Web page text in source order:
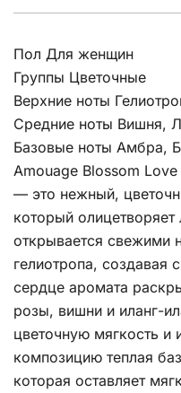
Пол Для женщин
Группы Цветочные
Верхние ноты
Средние ноты Вишня,
Базовые ноты Амбра,
Amouage Blossom Love
— это нежный,
который олицетворяет
открывается свежими
гелиотропа, создавая
сердце аромата
розы, вишни и иланг-
цветочную мягкость и
композицию теплая
которая оставляет